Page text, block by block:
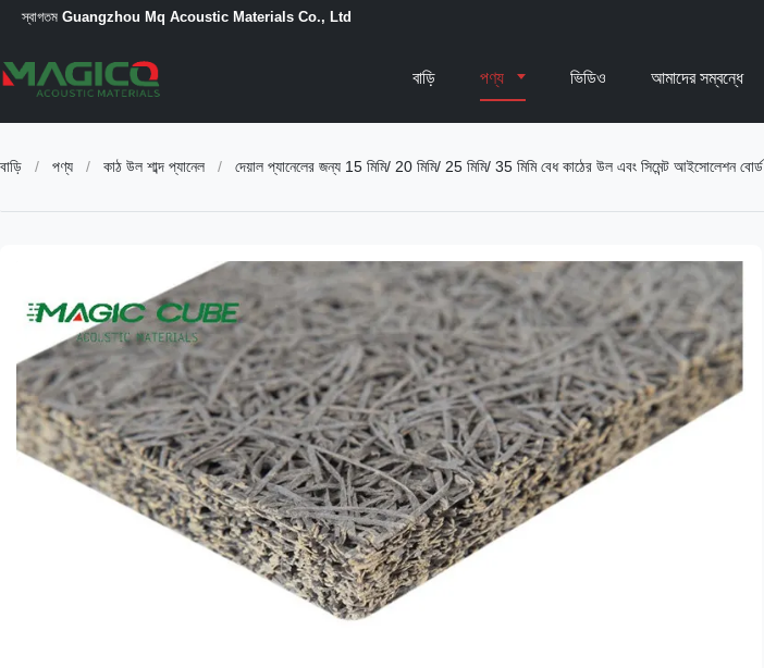
স্বাগতম Guangzhou Mq Acoustic Materials Co., Ltd
বাড়ি পণ্য ভিডিও আমাদের সম্বন্ধে
বাড়ি / পণ্য / কাঠ উল শাব্দ প্যানেল / দেয়াল প্যানেলের জন্য 15 মিমি/ 20 মিমি/ 25 মিমি/ 35 মিমি বেধ কাঠের উল এবং সিমেন্ট আইসোলেশন বোর্ড